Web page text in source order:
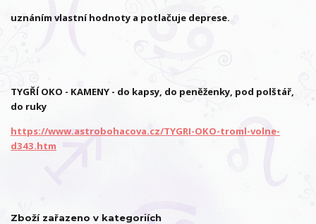
uznáním vlastní hodnoty a potlačuje deprese.
TYGŘÍ OKO - KAMENY - do kapsy, do peněženky, pod polštář,
do ruky
https://www.astrobohacova.cz/TYGRI-OKO-troml-volne-
d343.htm
Zboží zařazeno v kategoriích